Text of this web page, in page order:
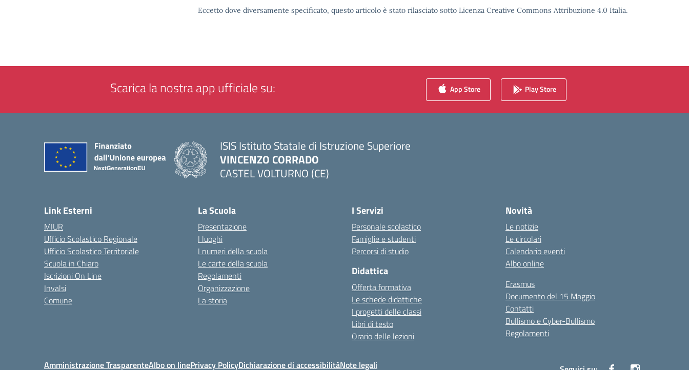
Eccetto dove diversamente specificato, questo articolo è stato rilasciato sotto Licenza Creative Commons Attribuzione 4.0 Italia.
Scarica la nostra app ufficiale su: App Store Play Store
ISIS Istituto Statale di Istruzione Superiore
VINCENZO CORRADO
CASTEL VOLTURNO (CE)
Link Esterni
MIUR
Ufficio Scolastico Regionale
Ufficio Scolastico Territoriale
Scuola in Chiaro
Iscrizioni On Line
Invalsi
Comune
La Scuola
Presentazione
I luoghi
I numeri della scuola
Le carte della scuola
Regolamenti
Organizzazione
La storia
I Servizi
Personale scolastico
Famiglie e studenti
Percorsi di studio
Didattica
Offerta formativa
Le schede didattiche
I progetti delle classi
Libri di testo
Orario delle lezioni
Novità
Le notizie
Le circolari
Calendario eventi
Albo online
Erasmus
Documento del 15 Maggio
Contatti
Bullismo e Cyber-Bullismo
Regolamenti
Amministrazione TrasparenteAlbo on linePrivacy PolicyDichiarazione di accessibilitàNote legali